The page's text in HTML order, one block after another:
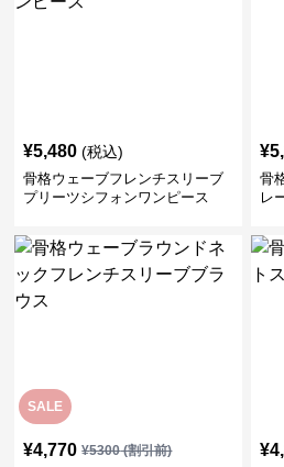
¥5,480 (税込)
骨格ウェーブフレンチスリーブ
プリーツシフォンワンピース
¥
骨
レ
SALE
¥4,770 ¥5300(割引前) ¥